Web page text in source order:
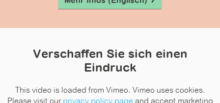
Verschaffen Sie sich einen
Eindruck
This video is loaded from Vimeo. Vimeo uses cookies.